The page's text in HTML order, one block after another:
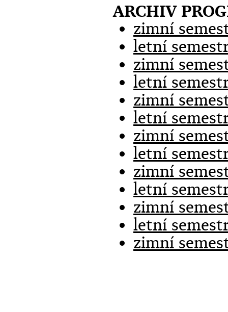
ARCHIV
zimní
letní
zimní
letní
zimní
letní
zimní
letní
zimní
letní
zimní
letní
zimní